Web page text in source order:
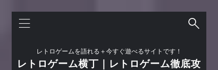
レトロゲームを語れる＋今すぐ遊べるサイトです！
レトロゲーム横丁｜レトロゲーム徹底攻